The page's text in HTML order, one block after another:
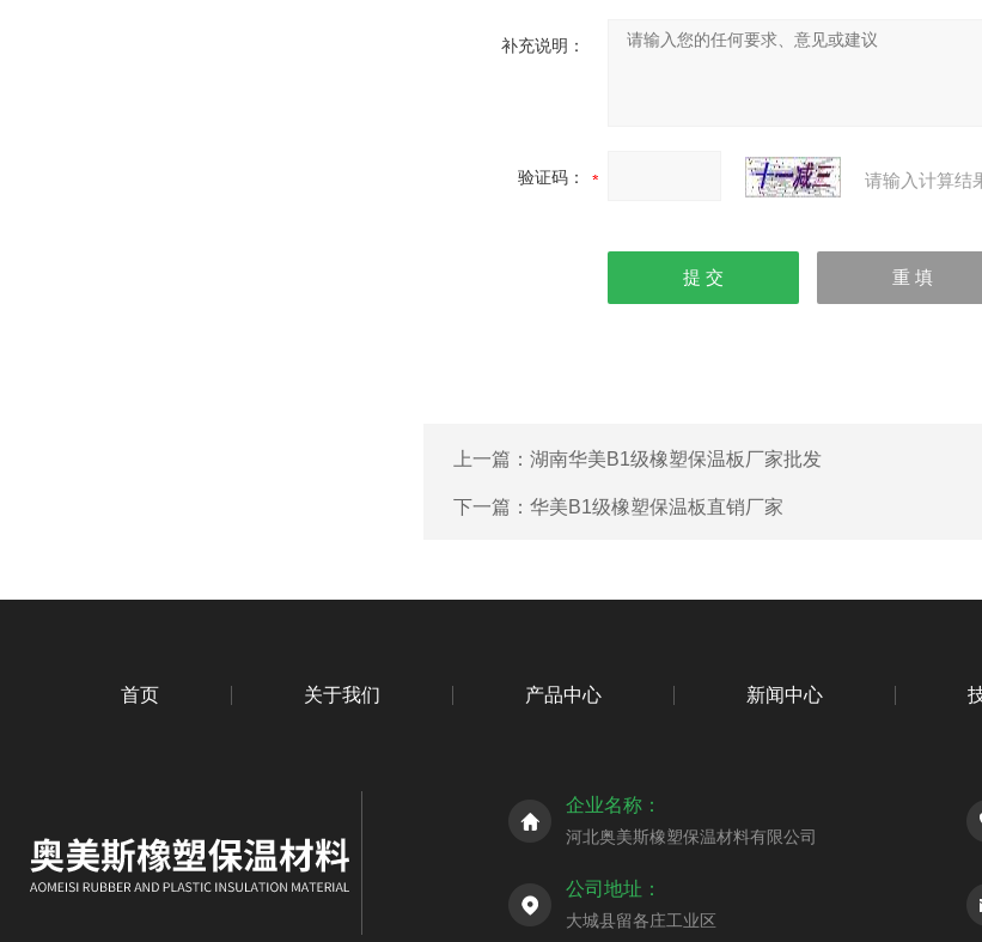
补充说明：
验证码： 请输入计算结
上一篇： 湖南华美B1级橡塑保温板厂家批发
下一篇： 华美B1级橡塑保温板直销厂家
首页 关于我们 产品中心 新闻中心
企业名称：
河北奥美斯橡塑保温材料有限公司
公司地址：
大城县留各庄工业区